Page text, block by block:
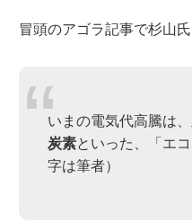
冒頭のアゴラ記事で杉山
いまの電気代高騰は、
炭素といった、「エ
字は筆者）